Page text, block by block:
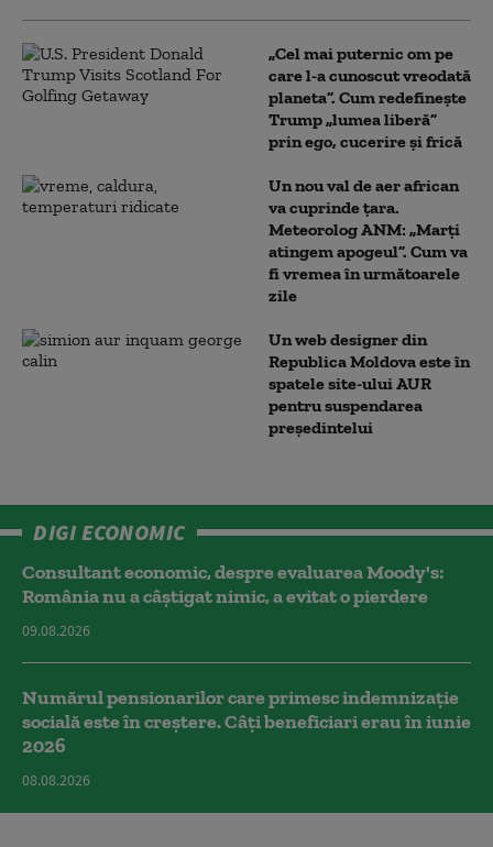
„Cel mai puternic om pe
care l-a cunoscut vreodată
planeta”. Cum redefinește
Trump „lumea liberă”
prin ego, cucerire și frică
Un nou val de aer african
va cuprinde țara.
Meteorolog ANM: „Marți
atingem apogeul”. Cum va
fi vremea în următoarele
zile
Un web designer din
Republica Moldova este în
spatele site-ului AUR
pentru suspendarea
președintelui
DIGI ECONOMIC
Consultant economic, despre evaluarea Moody's:
România nu a câştigat nimic, a evitat o pierdere
09.08.2026
Numărul pensionarilor care primesc indemnizaţie
socială este în creștere. Câți beneficiari erau în iunie
2026
08.08.2026